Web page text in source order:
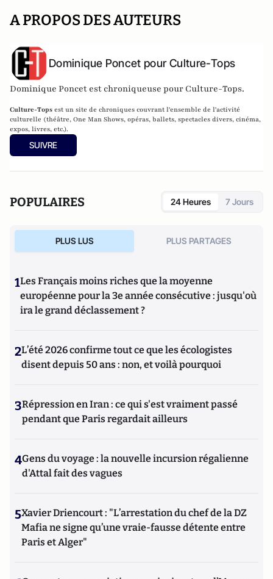
A PROPOS DES AUTEURS
Dominique Poncet pour Culture-Tops
Dominique Poncet est chroniqueuse pour Culture-Tops.
Culture-Tops est un site de chroniques couvrant l'ensemble de l'activité
culturelle (théâtre, One Man Shows, opéras, ballets, spectacles divers, cinéma,
expos, livres, etc.).
SUIVRE
POPULAIRES 24 Heures 7 Jours
PLUS LUS PLUS PARTAGES
1Les Français moins riches que la moyenne
européenne pour la 3e année consécutive : jusqu'où
ira le grand déclassement ?
2L’été 2026 confirme tout ce que les écologistes
disent depuis 50 ans : non, et voilà pourquoi
3Répression en Iran : ce qui s'est vraiment passé
pendant que Paris regardait ailleurs
4Gens du voyage : la nouvelle incursion régalienne
d'Attal fait des vagues
5Xavier Driencourt : "L’arrestation du chef de la DZ
Mafia ne signe qu’une vraie-fausse détente entre
Paris et Alger"